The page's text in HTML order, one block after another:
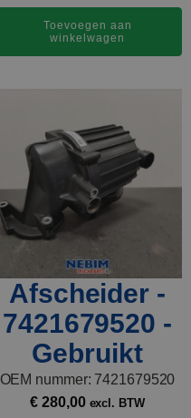
Toevoegen aan
winkelwagen
Afscheider -
7421679520 -
Gebruikt
OEM nummer: 7421679520
€ 280,00 excl. BTW